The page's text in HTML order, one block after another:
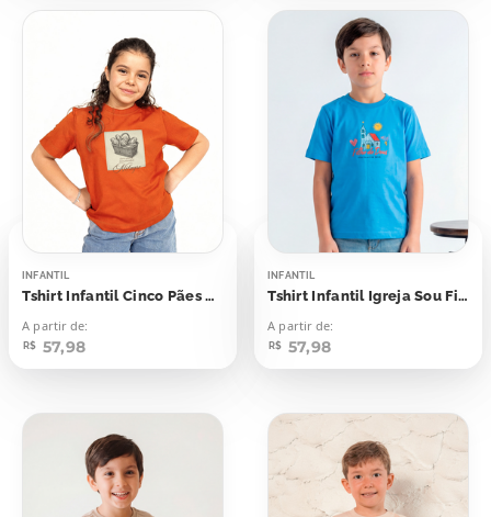
INFANTIL
Tshirt Infantil Cinco Pães e Dois Peixinhos Milagre
A partir de:
R$ 57,98
INFANTIL
Tshirt Infantil Igreja Sou Filho de Deus
A partir de:
R$ 57,98